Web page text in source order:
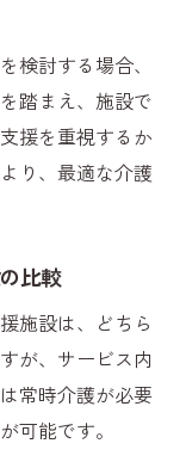
検討する場合、
踏まえ、施設で
援を重視するか
り、最適な介護
比較
施設は、どちら
が、サービス内
常時介護が必要
可能です。